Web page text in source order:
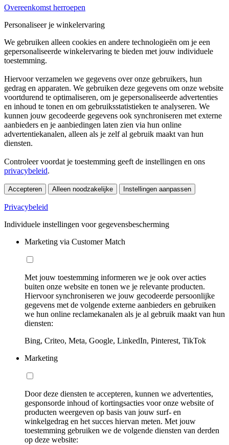
Overeenkomst herroepen
Personaliseer je winkelervaring
We gebruiken alleen cookies en andere technologieën om je een
gepersonaliseerde winkelervaring te bieden met jouw individuele
toestemming.
Hiervoor verzamelen we gegevens over onze gebruikers, hun
gedrag en apparaten. We gebruiken deze gegevens om onze website
voortdurend te optimaliseren, om je gepersonaliseerde advertenties
en inhoud te tonen en om gebruiksstatistieken te analyseren. We
kunnen jouw gecodeerde gegevens ook synchroniseren met externe
aanbieders en je aanbiedingen laten zien via hun online
advertentiekanalen, alleen als je zelf al gebruik maakt van hun
diensten.
Controleer voordat je toestemming geeft de instellingen en ons
privacybeleid.
Accepteren Alleen noodzakelijke Instellingen aanpassen
Privacybeleid
Individuele instellingen voor gegevensbescherming
Marketing via Customer Match
Met jouw toestemming informeren we je ook over acties
buiten onze website en tonen we je relevante producten.
Hiervoor synchroniseren we jouw gecodeerde persoonlijke
gegevens met de volgende externe aanbieders en gebruiken
we hun online reclamekanalen als je al gebruik maakt van hun
diensten:
Bing, Criteo, Meta, Google, LinkedIn, Pinterest, TikTok
Marketing
Door deze diensten te accepteren, kunnen we advertenties,
gesponsorde inhoud of kortingsacties voor onze website of
producten weergeven op basis van jouw surf- en
winkelgedrag en het succes hiervan meten. Met jouw
toestemming gebruiken we de volgende diensten van derden
op deze website: